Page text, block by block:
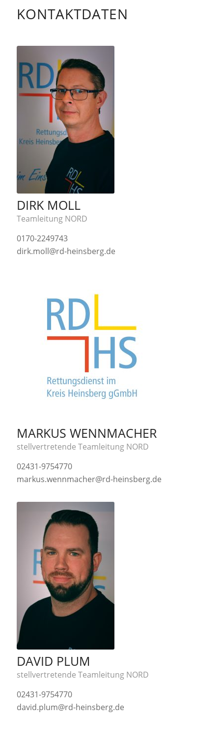
KONTAKTDATEN
DIRK MOLL
Teamleitung NORD
0170-2249743
dirk.moll@rd-heinsberg.de
MARKUS WENNMACHER
stellvertretende Teamleitung NORD
02431-9754770
markus.wennmacher@rd-heinsberg.de
DAVID PLUM
stellvertretende Teamleitung NORD
02431-9754770
david.plum@rd-heinsberg.de